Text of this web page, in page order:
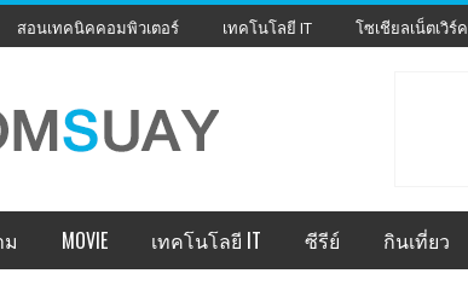
สอนเทคนิคคอมพิวเตอร์ เทคโนโลยี IT โซเชียลเน็ตเวิร์ค
MOVIE เทคโนโลยี IT ซีรีย์ กินเที่ยว